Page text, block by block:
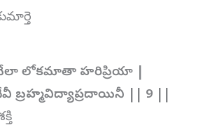
వేలా లోకమాతా హరిప్రియా |
బ్రహ్మవిద్యాప్రదాయినీ || 9 ||